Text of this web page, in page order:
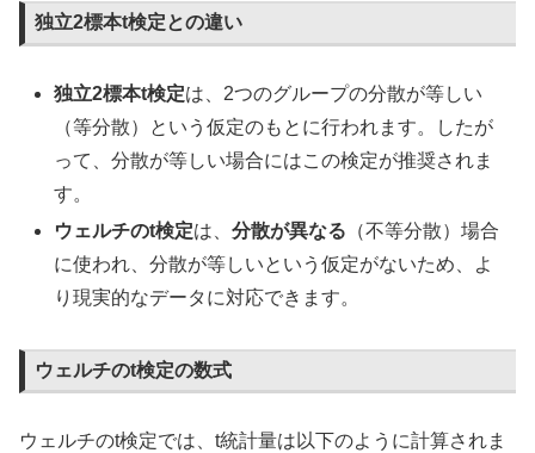
独立2標本t検定との違い
独立2標本t検定は、2つのグループの分散が等しい
（等分散）という仮定のもとに行われます。したが
って、分散が等しい場合にはこの検定が推奨されま
す。
ウェルチのt検定は、分散が異なる （不等分散）場合
に使われ、分散が等しいという仮定がないため、よ
り現実的なデータに対応できます。
ウェルチのt検定の数式
ウェルチのt検定では、t統計量は以下のように計算されま